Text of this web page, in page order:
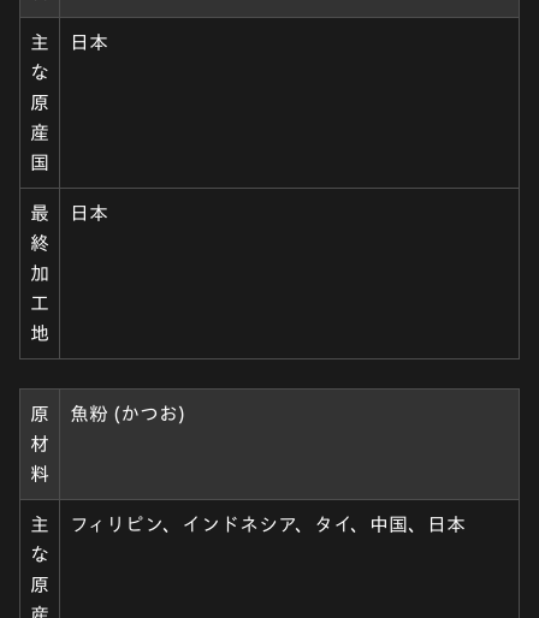
主
な
原
産
国
日本
最
終
加
工
地
日本
原
材
料
魚粉 (かつお)
主
な
原
産
フィリピン、インドネシア、タイ、中国、日本